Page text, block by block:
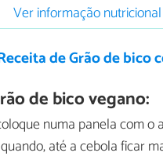
Ver informação nutricional
de Grão de bico
de bico vegano:
numa panela com o
até a cebola ficar